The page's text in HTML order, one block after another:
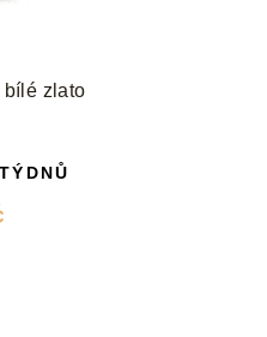
bílé zlato